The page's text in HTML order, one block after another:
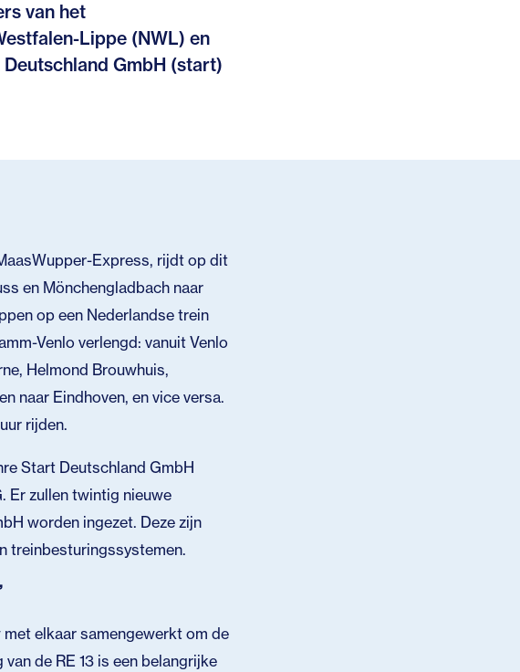
van het
Lippe (NWL) en
GmbH (start)
Express, rijdt op dit
en Mönchengladbach naar
op een Nederlandse trein
Venlo verlengd: vanuit Venlo
Helmond Brouwhuis,
naar Eindhoven, en vice versa.
rijden.
Start Deutschland GmbH
Er zullen twintig nieuwe
worden ingezet. Deze zijn
treinbesturingssystemen.
elkaar samengewerkt om de
de RE 13 is een belangrijke